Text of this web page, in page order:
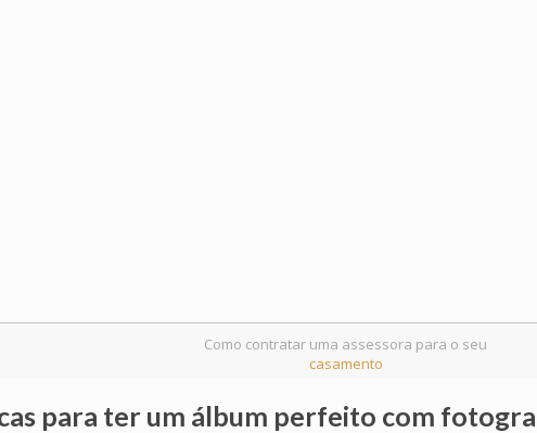
Como contratar uma assessora para o seu
casamento
para ter um álbum perfeito com